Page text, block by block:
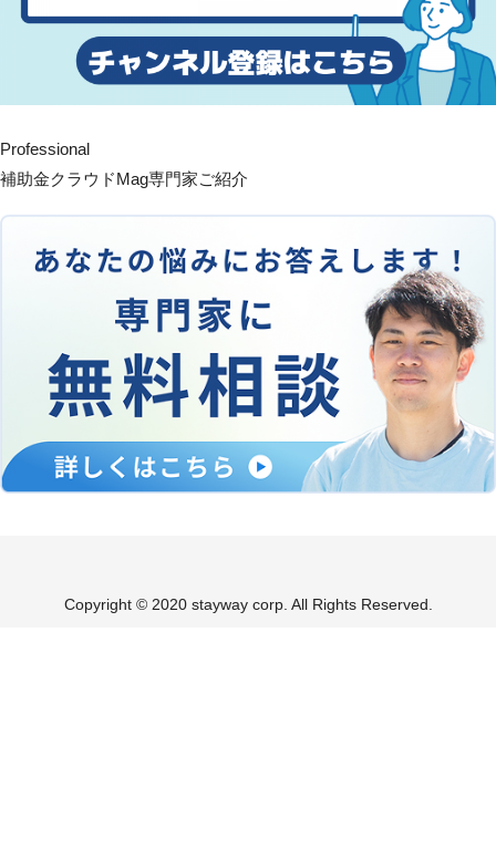
Professional
補助金クラウドMag専門家ご紹介
Copyright © 2020 stayway corp. All Rights Reserved.